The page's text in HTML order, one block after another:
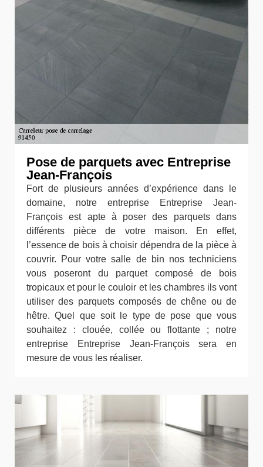
Pose de parquets avec Entreprise
Jean-François
Fort de plusieurs années d’expérience dans le
domaine, notre entreprise Entreprise Jean-
François est apte à poser des parquets dans
différents pièce de votre maison. En effet,
l’essence de bois à choisir dépendra de la pièce à
couvrir. Pour votre salle de bin nos techniciens
vous poseront du parquet composé de bois
tropicaux et pour le couloir et les chambres ils vont
utiliser des parquets composés de chêne ou de
hêtre. Quel que soit le type de pose que vous
souhaitez : clouée, collée ou flottante ; notre
entreprise Entreprise Jean-François sera en
mesure de vous les réaliser.